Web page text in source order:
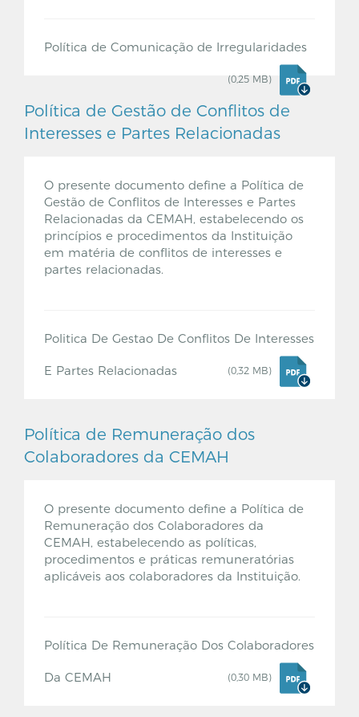
Política de Comunicação de Irregularidades
(0,25 MB)
Política de Gestão de Conflitos de
Interesses e Partes Relacionadas
O presente documento define a Política de
Gestão de Conflitos de Interesses e Partes
Relacionadas da CEMAH, estabelecendo os
princípios e procedimentos da Instituição
em matéria de conflitos de interesses e
partes relacionadas.
Politica De Gestao De Conflitos De Interesses
E Partes Relacionadas (0,32 MB)
Política de Remuneração dos
Colaboradores da CEMAH
O presente documento define a Política de
Remuneração dos Colaboradores da
CEMAH, estabelecendo as políticas,
procedimentos e práticas remuneratórias
aplicáveis aos colaboradores da Instituição.
Política De Remuneração Dos Colaboradores
Da CEMAH (0,30 MB)